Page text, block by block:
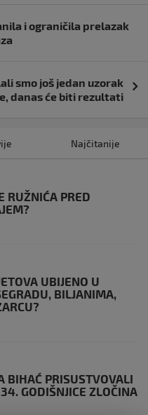
i ograničila prelazak
smo još jedan uzorak
danas će biti rezultati
Najčitanije
RUŽNIĆA PRED
UBIJENO U
BILJANIMA,
BIHAĆ PRISUSTVOVALI
GODIŠNJICE ZLOČINA